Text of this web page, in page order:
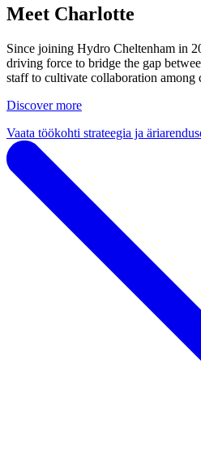
Meet Charlotte
Since joining Hydro Cheltenham in
driving force to bridge the gap
staff to cultivate collaboration among
Discover more
Vaata töökohti strateegia ja